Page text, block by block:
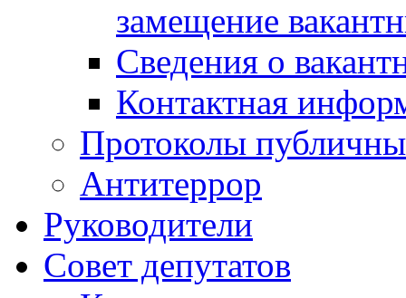
замещение
Сведения о
Контактная
Протоколы
Антитеррор
Руководители
Совет депутатов